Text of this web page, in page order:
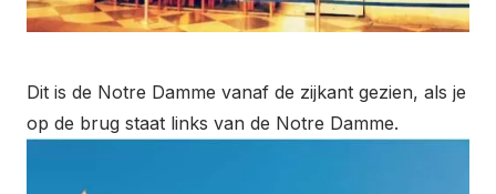
Dit is de Notre Damme vanaf de zijkant gezien, als je
op de brug staat links van de Notre Damme.